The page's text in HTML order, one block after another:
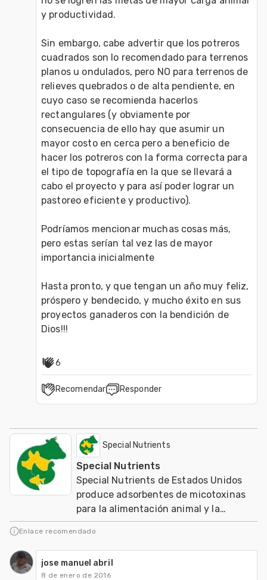
y productividad.
Sin embargo, cabe advertir que los potreros
cuadrados son lo recomendado para terrenos
planos u ondulados, pero NO para terrenos de
relieves quebrados o de alta pendiente, en
cuyo caso se recomienda hacerlos
rectangulares (y obviamente por
consecuencia de ello hay que asumir un
mayor costo en cerca pero a beneficio de
hacer los potreros con la forma correcta para
el tipo de topografía en la que se llevará a
cabo el proyecto y para así poder lograr un
pastoreo eficiente y productivo).
Podríamos mencionar muchas cosas más,
pero estas serían tal vez las de mayor
importancia inicialmente
Hasta pronto, y que tengan un año muy feliz,
próspero y bendecido, y mucho éxito en sus
proyectos ganaderos con la bendición de
6
Recomendar Responder
Special Nutrients
Special Nutrients
Special Nutrients de Estados Unidos
produce adsorbentes de micotoxinas
para la alimentación animal y la
agricultura orgánica mundial
Enlace recomendado
jose manuel abril
8 de enero de 2016